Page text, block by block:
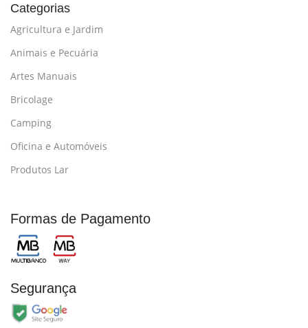
Categorias
Agricultura e Jardim
Animais e Pecuária
Artes Manuais
Bricolage
Camping
Oficina e Automóveis
Produtos Lar
Formas de Pagamento
Segurança